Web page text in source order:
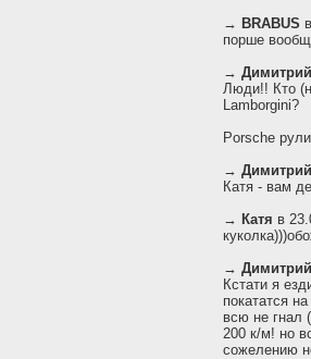
→ BRABUS
порше
→ Димитрий
Люди!! Кто
Lamborgini?
Porsche
→ Димитрий
Катя - вам
→ Катя в
→ Димитрий
Кстати я
покататся
всю не гнал
200 к/м! но
сожелению